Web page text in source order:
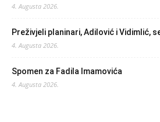
4. Augusta 2026.
Preživjeli planinari, Adilović i Vidimlić,
4. Augusta 2026.
Spomen za Fadila Imamovića
4. Augusta 2026.